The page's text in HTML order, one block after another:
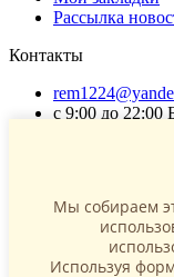
Рассылка
Контакты
с 9:00 до 22:00
Г. Москва ул.
ОГРНИП
(с) 2015 - 2026
преследуется
Мы собираем
Используя